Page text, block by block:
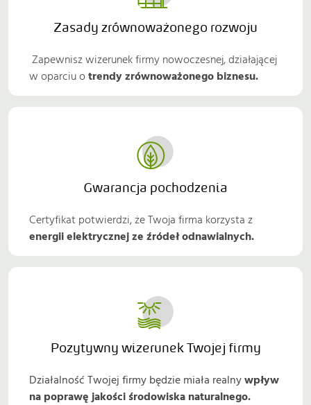
Zasady zrównoważonego rozwoju
Zapewnisz wizerunek firmy nowoczesnej, działającej
w oparciu otrendy zrównoważonego biznesu.
Gwarancja pochodzenia
Certyfikat potwierdzi, że Twoja firma korzysta z
energii elektrycznej ze źródeł odnawialnych.
Pozytywny wizerunek Twojej firmy
Działalność Twojej firmy będzie miała realnywpływ
na poprawę jakości środowiska naturalnego.